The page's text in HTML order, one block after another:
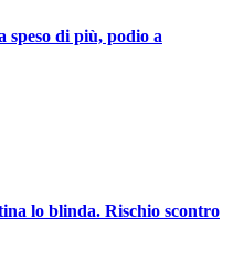
di più, podio a
lo blinda. Rischio scontro